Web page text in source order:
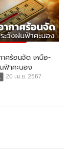
าศร้อนจัด เหนือ-
ฟ้าคะนอง
20 เม.ย. 2567